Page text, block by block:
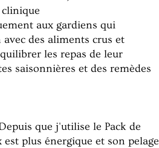
aux gardiens qui
des aliments crus et
les repas de leur
saisonnières et des remèdes
que j'utilise le Pack de
est plus énergique et son pelage